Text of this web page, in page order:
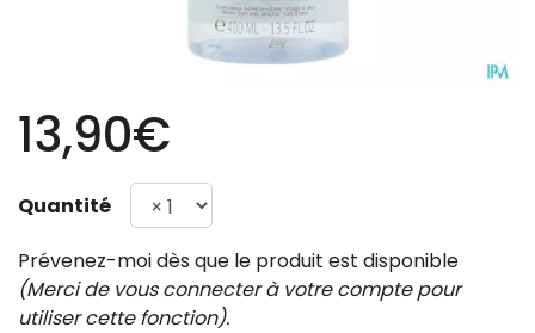
13,90€
Quantité
Prévenez-moi dès que le produit est disponible
(Merci de vous connecter à votre compte pour
utiliser cette fonction).